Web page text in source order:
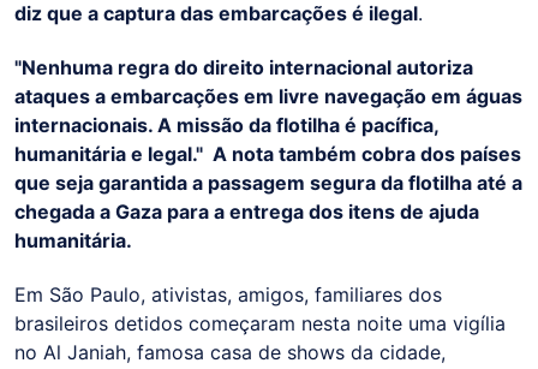
diz que a captura das embarcações é ilegal.
"Nenhuma regra do direito internacional autoriza
ataques a embarcações em livre navegação em águas
internacionais. A missão da flotilha é pacífica,
humanitária e legal." A nota também cobra dos países
que seja garantida a passagem segura da flotilha até a
chegada a Gaza para a entrega dos itens de ajuda
humanitária.
Em São Paulo, ativistas, amigos, familiares dos
brasileiros detidos começaram nesta noite uma vigília
no Al Janiah, famosa casa de shows da cidade,